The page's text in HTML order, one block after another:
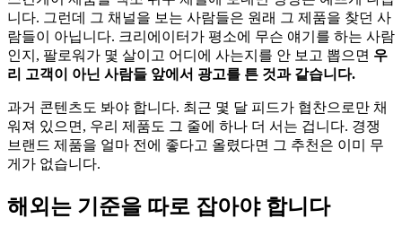
니다. 그런데 그 채널을 보는 사람들은 원래 그 제품을 찾던 사
람들이 아닙니다. 크리에이터가 평소에 무슨 얘기를 하는 사람
인지, 팔로워가 몇 살이고 어디에 사는지를 안 보고 뽑으면 우
리 고객이 아닌 사람들 앞에서 광고를 튼 것과 같습니다.
과거 콘텐츠도 봐야 합니다. 최근 몇 달 피드가 협찬으로만 채
워져 있으면, 우리 제품도 그 줄에 하나 더 서는 겁니다. 경쟁
브랜드 제품을 얼마 전에 좋다고 올렸다면 그 추천은 이미 무
게가 없습니다.
해외는 기준을 따로 잡아야 합니다